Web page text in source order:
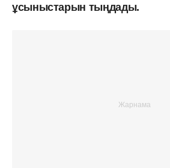
ұсыныстарын тыңдады.